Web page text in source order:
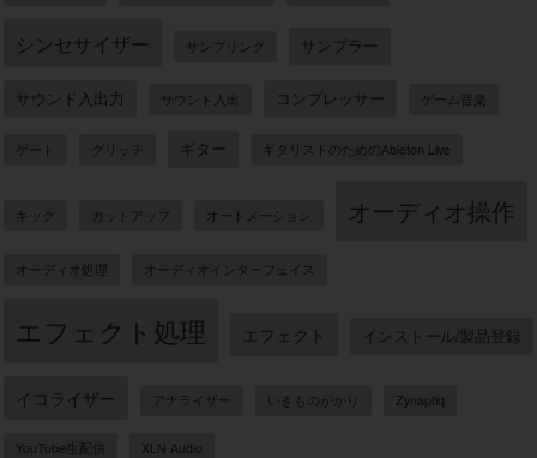
シンセサイザー サンプリング サンプラー
サウンド入出力 サウンド入出 コンプレッサー ゲーム音楽
ゲート グリッチ ギター ギタリストのためのAbleton Live
キック カットアップ オートメーション オーディオ操作
オーディオ処理 オーディオインターフェイス
エフェクト処理 エフェクト インストール/製品登録
イコライザー アナライザー いきものがかり Zynaptiq
YouTube生配信 XLN Audio